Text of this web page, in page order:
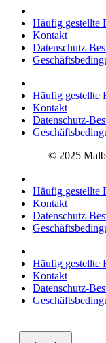
Häufig gestellte
Kontakt
Datenschutz-
Häufig gestellte
Kontakt
Datenschutz-
© 2025
Häufig gestellte
Kontakt
Datenschutz-
Häufig gestellte
Kontakt
Datenschutz-